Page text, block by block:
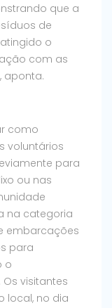
que a
de
o
com as
aponta.
como
voluntários
para
ou nas
na categoria
embarcações
para
o
visitantes
local, no dia